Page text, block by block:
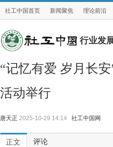
社工中国首页 新闻聚焦 理论前沿
行业发
“记忆有爱 岁月长
活动举行
唐天正 2025-10-29 14:14 社工中国网
正文 评论